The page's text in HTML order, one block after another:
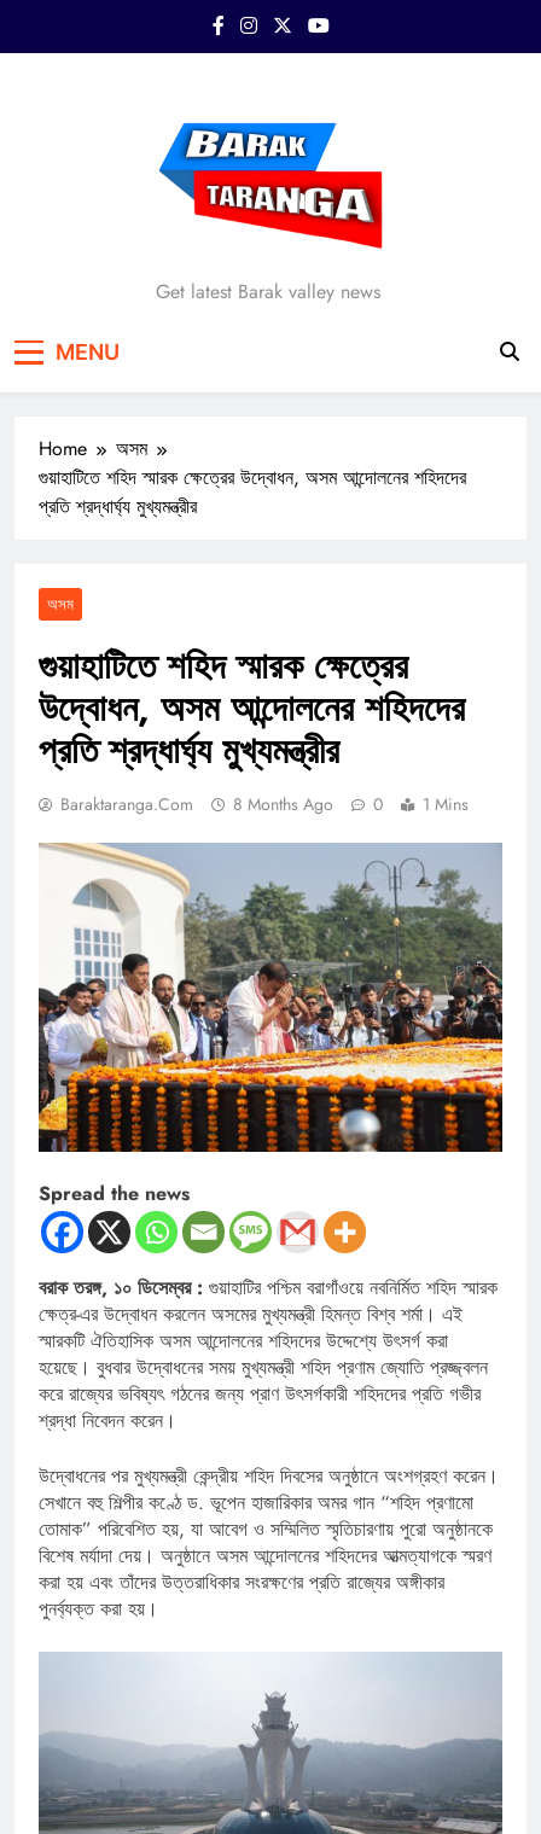
Barak Taranga
Get latest Barak valley news
MENU
Home
অসম
গুয়াহাটিতে শহিদ স্মারক ক্ষেত্রের উদ্বোধন, অসম আন্দোলনের শহিদদের
প্রতি শ্রদ্ধার্ঘ্য মুখ্যমন্ত্রীর
অসম
গুয়াহাটিতে শহিদ স্মারক ক্ষেত্রের
উদ্বোধন, অসম আন্দোলনের শহিদদের
প্রতি শ্রদ্ধার্ঘ্য মুখ্যমন্ত্রীর
Baraktaranga.com 8 Months Ago 0 1 Mins
Spread the news
বরাক তরঙ্গ, ১০ ডিসেম্বর : গুয়াহাটির পশ্চিম বরাগাঁওয়ে নবনির্মিত শহিদ স্মারক
ক্ষেত্র-এর উদ্বোধন করলেন অসমের মুখ্যমন্ত্রী হিমন্ত বিশ্ব শর্মা। এই
স্মারকটি ঐতিহাসিক অসম আন্দোলনের শহিদদের উদ্দেশ্যে উৎসর্গ করা
হয়েছে। বুধবার উদ্বোধনের সময় মুখ্যমন্ত্রী শহিদ প্রণাম জ্যোতি প্রজ্জ্বলন
করে রাজ্যের ভবিষ্যৎ গঠনের জন্য প্রাণ উৎসর্গকারী শহিদদের প্রতি গভীর
শ্রদ্ধা নিবেদন করেন।
উদ্বোধনের পর মুখ্যমন্ত্রী কেন্দ্রীয় শহিদ দিবসের অনুষ্ঠানে অংশগ্রহণ করেন।
সেখানে বহু শিল্পীর কণ্ঠে ড. ভূপেন হাজারিকার অমর গান “শহিদ প্রণামো
তোমাক” পরিবেশিত হয়, যা আবেগ ও সম্মিলিত স্মৃতিচারণায় পুরো অনুষ্ঠানকে
বিশেষ মর্যাদা দেয়। অনুষ্ঠানে অসম আন্দোলনের শহিদদের আত্মত্যাগকে স্মরণ
করা হয় এবং তাঁদের উত্তরাধিকার সংরক্ষণের প্রতি রাজ্যের অঙ্গীকার
পুনর্ব্যক্ত করা হয়।